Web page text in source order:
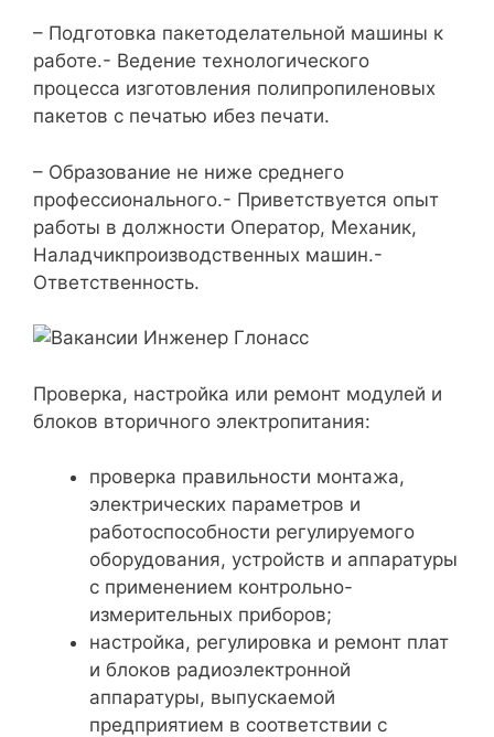
– Подготовка пакетоделательной машины к
работе.- Ведение технологического
процесса изготовления полипропиленовых
пакетов с печатью ибез печати.
– Образование не ниже среднего
профессионального.- Приветствуется опыт
работы в должности Оператор, Механик,
Наладчикпроизводственных машин.-
Ответственность.
Проверка, настройка или ремонт модулей и
блоков вторичного электропитания:
проверка правильности монтажа,
электрических параметров и
работоспособности регулируемого
оборудования, устройств и аппаратуры
с применением контрольно-
измерительных приборов;
настройка, регулировка и ремонт плат
и блоков радиоэлектронной
аппаратуры, выпускаемой
предприятием в соответствии с